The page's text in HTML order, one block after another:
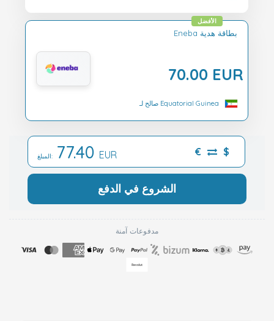
Eneba بطاقة هدية
70.00 EUR
الأفضل
صالح لـ Equatorial Guinea
المبلغ: 77.40 EUR € $
الشروع في الدفع
مدفوعات آمنة